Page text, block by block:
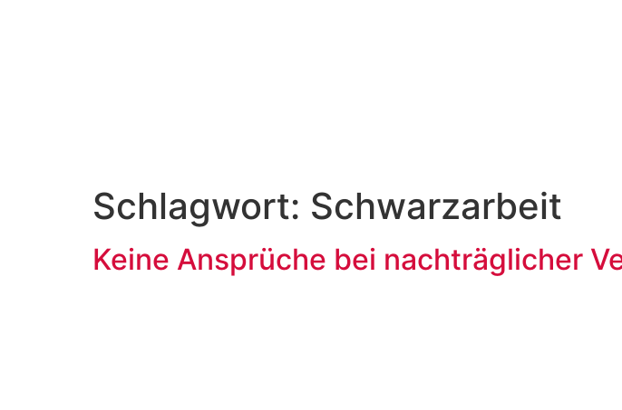
Schlagwort: Schwarzarbeit
Keine Ansprüche bei nachträglicher